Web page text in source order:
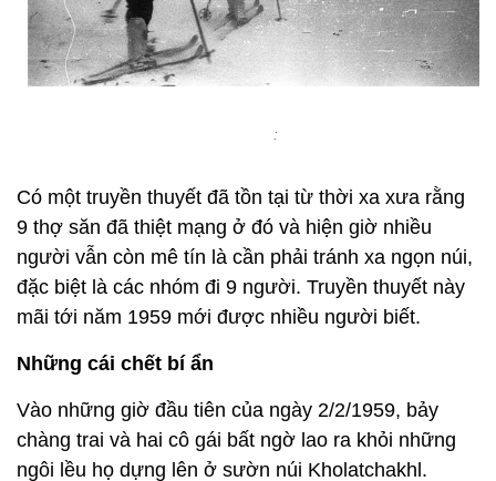
:
Có một truyền thuyết đã tồn tại từ thời xa xưa rằng
9 thợ săn đã thiệt mạng ở đó và hiện giờ nhiều
người vẫn còn mê tín là cần phải tránh xa ngọn núi,
đặc biệt là các nhóm đi 9 người. Truyền thuyết này
mãi tới năm 1959 mới được nhiều người biết.
Những cái chết bí ẩn
Vào những giờ đầu tiên của ngày 2/2/1959, bảy
chàng trai và hai cô gái bất ngờ lao ra khỏi những
ngôi lều họ dựng lên ở sườn núi Kholatchakhl.